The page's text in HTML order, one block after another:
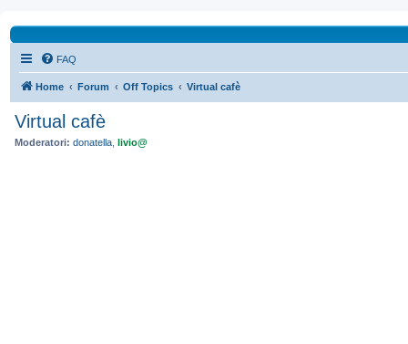
FAQ
Home Forum Off Topics Virtual cafè
Virtual cafè
Moderatori: donatella livio@